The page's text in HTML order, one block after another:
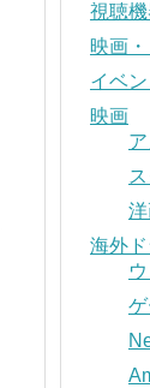
視聴
映画
イベ
映画
海外